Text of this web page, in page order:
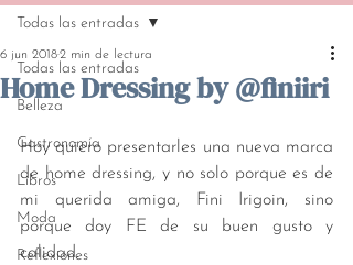
Todas las entradas
Belleza
Gastronomía
Libros
Moda
Reflexiones
Todas las entradas
Home Dressing by @finiiri
6 jun 20182 min de lectura
Hoy quiero presentarles una nueva marca
de home dressing, y no solo porque es de
mi querida amiga, Fini Irigoin, sino
porque doy FE de su buen gusto y
calidad.